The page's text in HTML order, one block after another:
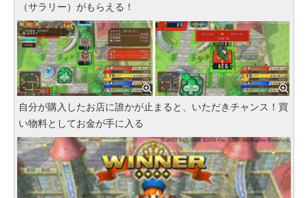
（サラリー）がもらえる！
自分が購入したお店に誰かが止まると、いただきチャンス！買
い物料としてお金が手に入る